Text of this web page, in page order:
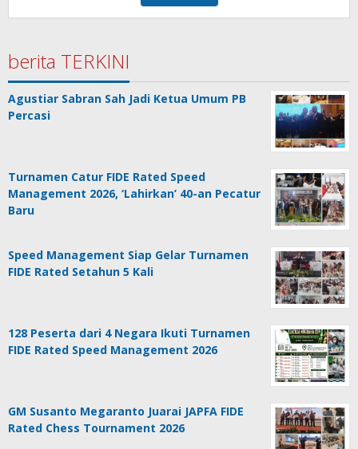
berita TERKINI
Agustiar Sabran Sah Jadi Ketua Umum PB
Percasi
Turnamen Catur FIDE Rated Speed
Management 2026, ‘Lahirkan’ 40-an Pecatur
Baru
Speed Management Siap Gelar Turnamen
FIDE Rated Setahun 5 Kali
128 Peserta dari 4 Negara Ikuti Turnamen
FIDE Rated Speed Management 2026
GM Susanto Megaranto Juarai JAPFA FIDE
Rated Chess Tournament 2026